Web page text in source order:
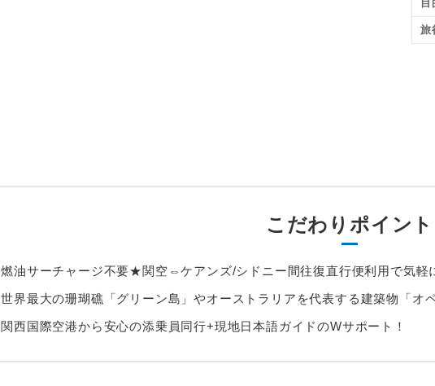
目
旅
こだわりポイント
燃油サーチャージ不要★関空⇔ケアンズ/シドニー間往復直行便利用で気軽
世界最大の珊瑚礁「グリーン島」やオーストラリアを代表する建築物「オ
関西国際空港から安心の添乗員同行+現地日本語ガイドのWサポート！